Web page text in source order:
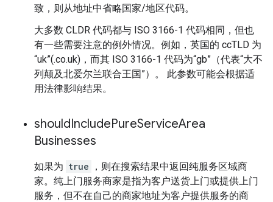
致，则从地址中省略国家/地区代码。
大多数 CLDR 代码都与 ISO 3166-1 代码相同，但也
有一些需要注意的例外情况。例如，英国的 ccTLD 为
“uk”(.co.uk)，而其 ISO 3166-1 代码为“gb”（代表“大不
列颠及北爱尔兰联合王国”）。 此参数可能会根据适
用法律影响结果。
shouldIncludePureServiceArea
Businesses
如果为 true
，则在搜索结果中返回纯服务区域商
家。纯上门服务商家是指为客户送货上门或提供上门
服务，但不在自己的商家地址为客户提供服务的商